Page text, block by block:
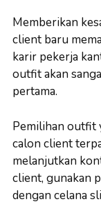
Memberikan
client baru
karir pekerja
outfit akan
pertama.
Pemilihan outfit
calon client
melanjutkan
client, gunakan
dengan celana